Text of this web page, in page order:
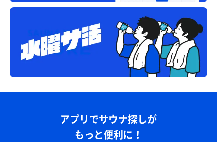
アプリでサウナ探しが
もっと便利に！